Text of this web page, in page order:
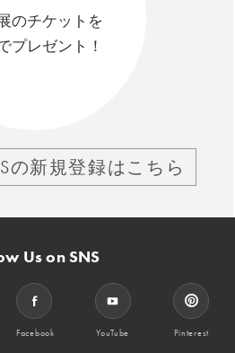
のチケットを
プレゼント！
の新規登録はこちら
Us on SNS
Facebook YouTube Pinterest